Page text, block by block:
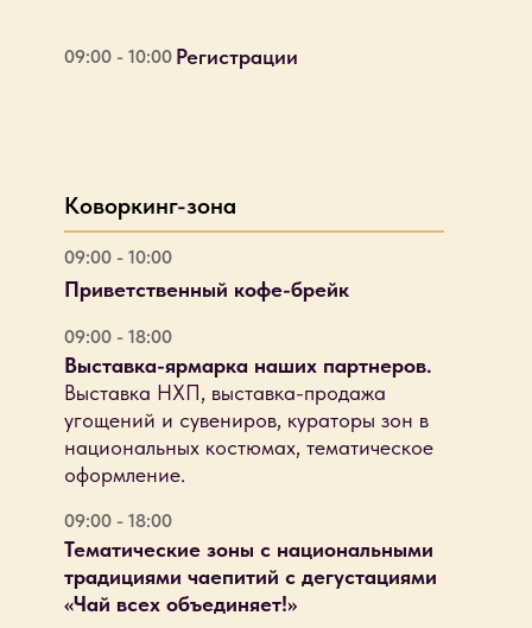
09:00 - 10:00 Регистрации
Коворкинг-зона
09:00 - 10:00
Приветственный кофе-брейк
09:00 - 18:00
Выставка-ярмарка наших партнеров.
Выставка НХП, выставка-продажа
угощений и сувениров, кураторы зон в
национальных костюмах, тематическое
оформление.
09:00 - 18:00
Тематические зоны с национальными
традициями чаепитий с дегустациями
«Чай всех объединяет!»